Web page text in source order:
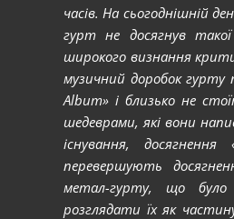
часів. На сьогоднішній
гурт не досягнув
широкого визнання
музичний доробок гурту
Album» і близько не
шедеврами, які вони
існування, досягнення
перевершують
метал-гурту, що
розглядати їх як